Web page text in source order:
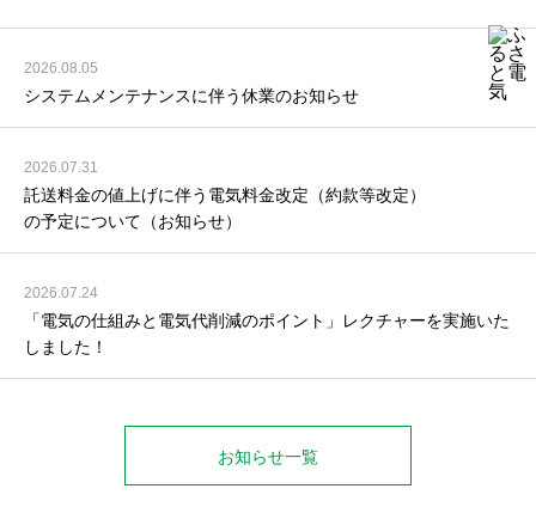
2026.08.05
システムメンテナンスに伴う休業のお知らせ
2026.07.31
託送料金の値上げに伴う電気料金改定（約款等改定）
の予定について（お知らせ）
2026.07.24
「電気の仕組みと電気代削減のポイント」レクチャーを実施いた
しました！
お知らせ一覧